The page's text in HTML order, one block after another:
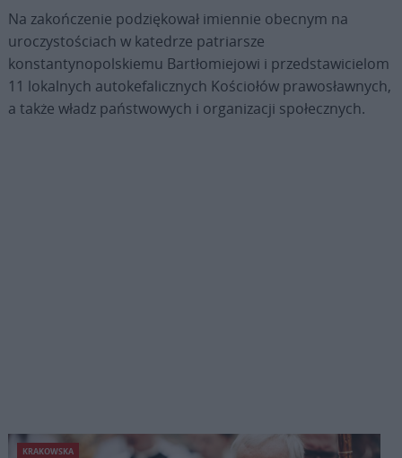
Na zakończenie podziękował imiennie obecnym na
uroczystościach w katedrze patriarsze
konstantynopolskiemu Bartłomiejowi i przedstawicielom
11 lokalnych autokefalicznych Kościołów prawosławnych,
a także władz państwowych i organizacji społecznych.
KRAKOWSKA